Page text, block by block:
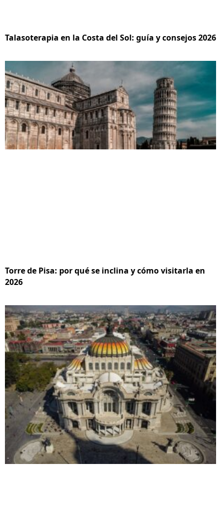
Talasoterapia en la Costa del Sol: guía y consejos 2026
Torre de Pisa: por qué se inclina y cómo visitarla en
2026